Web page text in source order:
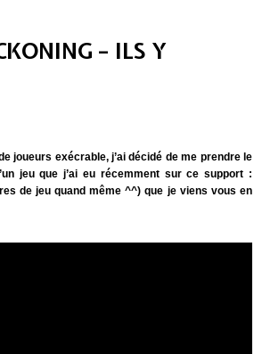
– ILS Y
joueurs exécrable, j’ai décidé de me prendre le
jeu que j’ai eu récemment sur ce support :
de jeu quand même ^^) que je viens vous en